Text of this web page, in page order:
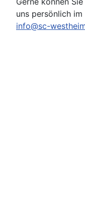
uns persönlich
info@sc-